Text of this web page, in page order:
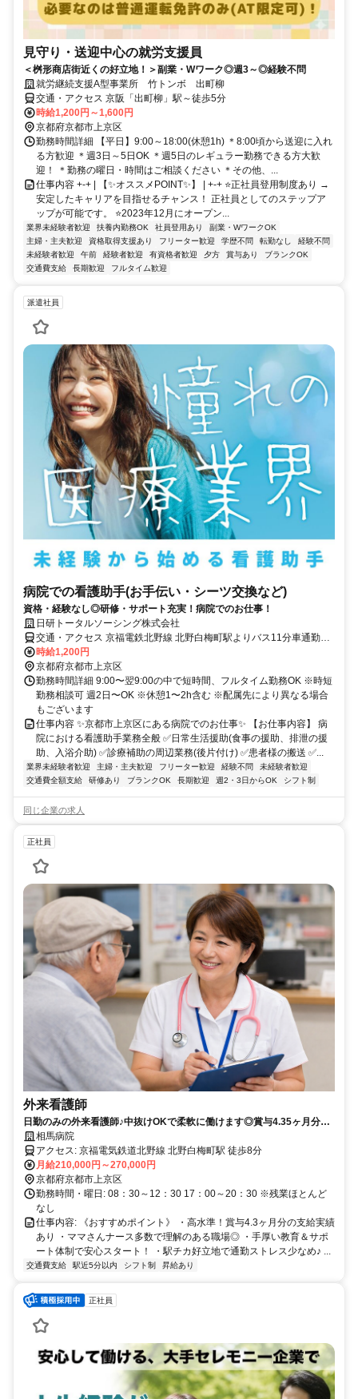
見守り・送迎中心の就労支援員
＜桝形商店街近くの好立地！＞副業・Wワーク◎週3～◎経験不問
就労継続支援A型事業所 竹トンボ 出町柳
交通・アクセス 京阪「出町柳」駅～徒歩5分
時給1,200円～1,600円
京都府京都市上京区
勤務時間詳細 【平日】9:00～18:00(休憩1h) ＊8:00頃から送迎に入れ
る方歓迎 ＊週3日～5日OK ＊週5日のレギュラー勤務できる方大歓
迎！ ＊勤務の曜日・時間はご相談ください ＊その他、...
仕事内容 +-+ | 【✨オススメPOINT✨】 | +-+ ⭐正社員登用制度あり →
安定したキャリアを目指せるチャンス！ 正社員としてのステップア
ップが可能です。 ⭐2023年12月にオープン...
業界未経験者歓迎 扶養内勤務OK 社員登用あり
副業・WワークOK
主婦・主夫歓迎
資格取得支援あり フリーター歓迎 学歴不問 転勤なし
経験不問
未経験者歓迎
午前 経験者歓迎 有資格者歓迎 夕方 賞与あり
ブランクOK
交通費支給
長期歓迎 フルタイム歓迎
派遣社員
病院での看護助手(お手伝い・シーツ交換など)
資格・経験なし◎研修・サポート充実！病院でのお仕事！
日研トータルソーシング株式会社
交通・アクセス 京福電鉄北野線 北野白梅町駅よりバス11分車通勤
OK(駐車場なし※各個人にて契約、自己負担)
時給1,200円
京都府京都市上京区
勤務時間詳細 9:00〜翌9:00の中で短時間、フルタイム勤務OK ※時短
勤務相談可 週2日〜OK ※休憩1〜2h含む ※配属先により異なる場合
もございます
仕事内容 ✨京都市上京区にある病院でのお仕事✨ 【お仕事内容】 病
院における看護助手業務全般 ✅日常生活援助(食事の援助、排泄の援
助、入浴介助) ✅診療補助の周辺業務(後片付け) ✅患者様の搬送 ✅...
業界未経験者歓迎 主婦・主夫歓迎 フリーター歓迎 経験不問
未経験者歓迎
交通費全額支給
研修あり ブランクOK 長期歓迎 週2・3日からOK シフト制
同じ企業の求人
正社員
外来看護師
日勤のみの外来看護師♪中抜けOKで柔軟に働けます◎賞与4.35ヶ月分＆
残業ほぼなしでプライベートも充実！
相馬病院
アクセス: 京福電気鉄道北野線 北野白梅町駅 徒歩8分
月給210,000円～270,000円
京都府京都市上京区
勤務時間・曜日: 08：30～12：30 17：00～20：30 ※残業ほとんど
なし
仕事内容: 《おすすめポイント》 ・高水準！賞与4.3ヶ月分の支給実績
あり ・ママさんナース多数で理解のある職場◎ ・手厚い教育＆サポ
ート体制で安心スタート！ ・駅チカ好立地で通勤ストレス少なめ♪ ...
交通費支給 駅近5分以内 シフト制 昇給あり
正社員